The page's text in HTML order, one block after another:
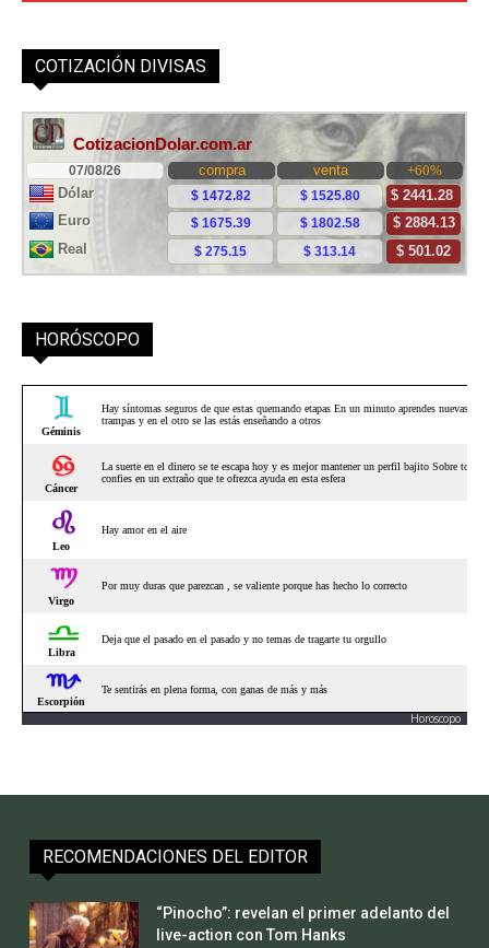
COTIZACIÓN DIVISAS
HORÓSCOPO
Horoscopo
RECOMENDACIONES DEL EDITOR
“Pinocho”: revelan el primer adelanto del
live-action con Tom Hanks